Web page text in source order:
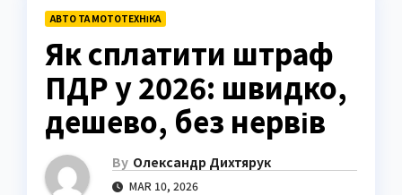
АВТО ТА МОТОТЕХНІКА
Як сплатити штраф
ПДР у 2026: швидко,
дешево, без нервів
By Олександр Дихтярук
MAR 10, 2026